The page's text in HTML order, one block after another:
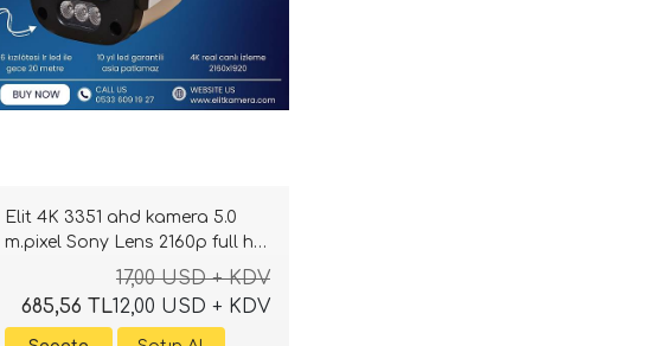
Elit 4K 3351 ahd kamera 5.0
m.pixel Sony Lens 2160p full hd
17,00 USD + KDV
12,00 USD + KDV
685,56 TL